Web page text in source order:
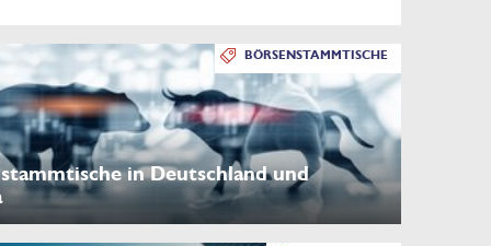
BÖRSENSTAMMTISCHE
in Deutschland und